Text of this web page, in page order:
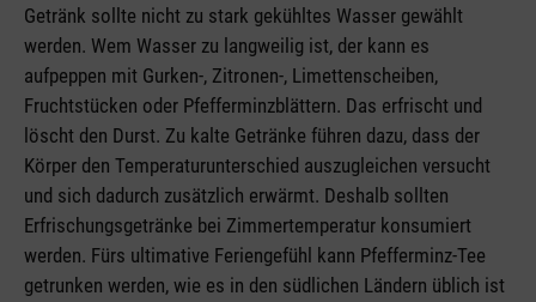
Getränk sollte nicht zu stark gekühltes Wasser gewählt
werden. Wem Wasser zu langweilig ist, der kann es
aufpeppen mit Gurken-, Zitronen-, Limettenscheiben,
Fruchtstücken oder Pfefferminzblättern. Das erfrischt und
löscht den Durst. Zu kalte Getränke führen dazu, dass der
Körper den Temperaturunterschied auszugleichen versucht
und sich dadurch zusätzlich erwärmt. Deshalb sollten
Erfrischungsgetränke bei Zimmertemperatur konsumiert
werden. Fürs ultimative Feriengefühl kann Pfefferminz-Tee
getrunken werden, wie es in den südlichen Ländern üblich ist